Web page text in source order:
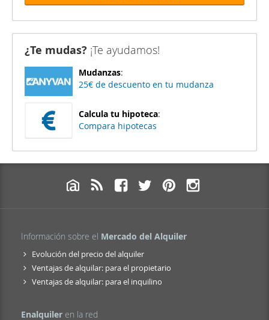
¿Te mudas? ¡Te ayudamos!
Mudanzas:
25€ de descuento en tu mudanza
Calcula tu hipoteca:
Compara hipotecas
Información sobre el Mercado del Alquiler
Evolución del precio del alquiler
Ventajas de alquilar: para el propietario
Ventajas de alquilar: para el inquilino
Enalquiler en la red